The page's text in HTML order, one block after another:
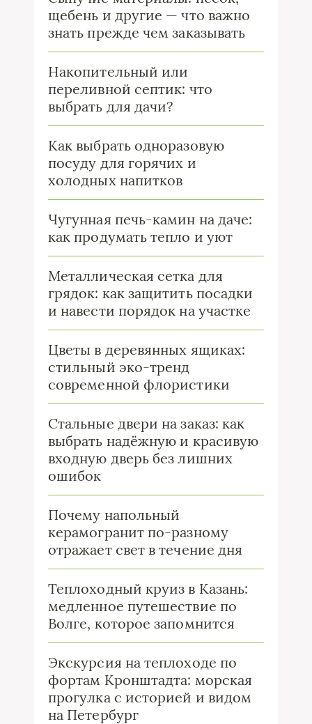
щебень и другие — что важно
знать прежде чем заказывать
Накопительный или
переливной септик: что
выбрать для дачи?
Как выбрать одноразовую
посуду для горячих и
холодных напитков
Чугунная печь-камин на даче:
как продумать тепло и уют
Металлическая сетка для
грядок: как защитить посадки
и навести порядок на участке
Цветы в деревянных ящиках:
стильный эко-тренд
современной флористики
Стальные двери на заказ: как
выбрать надёжную и красивую
входную дверь без лишних
ошибок
Почему напольный
керамогранит по-разному
отражает свет в течение дня
Теплоходный круиз в Казань:
медленное путешествие по
Волге, которое запомнится
Экскурсия на теплоходе по
фортам Кронштадта: морская
прогулка с историей и видом
на Петербург